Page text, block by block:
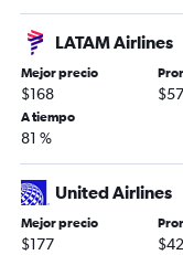
LATAM Airlines
Mejor precio
$168
A tiempo
81 %
United Airlines
Mejor precio
$177